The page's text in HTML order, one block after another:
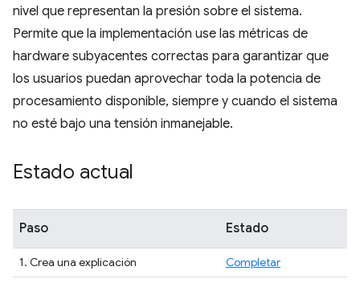
nivel que representan la presión sobre el sistema.
Permite que la implementación use las métricas de
hardware subyacentes correctas para garantizar que
los usuarios puedan aprovechar toda la potencia de
procesamiento disponible, siempre y cuando el sistema
no esté bajo una tensión inmanejable.
Estado actual
Paso Estado
1. Crea una explicación
Completar